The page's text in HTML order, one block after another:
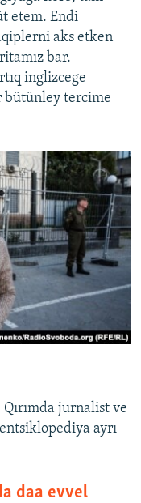
etem. Endi
aks etken
bar.
inglizcege
bütünley tercime
jurnalist ve
ayrı
daa evvel